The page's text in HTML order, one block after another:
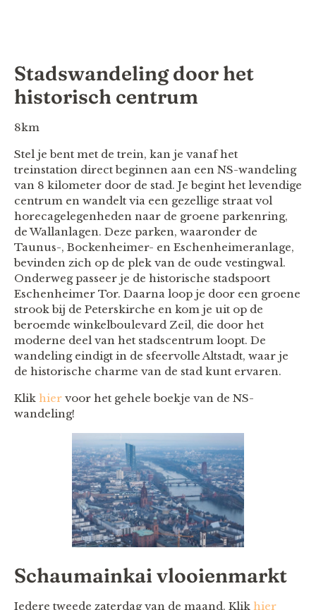
Stadswandeling door het
historisch centrum
8km
Stel je bent met de trein, kan je vanaf het
treinstation direct beginnen aan een NS-wandeling
van 8 kilometer door de stad. Je begint het levendige
centrum en wandelt via een gezellige straat vol
horecagelegenheden naar de groene parkenring,
de Wallanlagen. Deze parken, waaronder de
Taunus-, Bockenheimer- en Eschenheimeranlage,
bevinden zich op de plek van de oude vestingwal.
Onderweg passeer je de historische stadspoort
Eschenheimer Tor. Daarna loop je door een groene
strook bij de Peterskirche en kom je uit op de
beroemde winkelboulevard Zeil, die door het
moderne deel van het stadscentrum loopt. De
wandeling eindigt in de sfeervolle Altstadt, waar je
de historische charme van de stad kunt ervaren.
Klik hier voor het gehele boekje van de NS-
wandeling!
Schaumainkai vlooienmarkt
Iedere tweede zaterdag van de maand. Klik hier